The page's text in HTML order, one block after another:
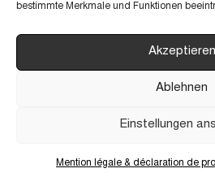
bestimmte Merkmale und Funktionen
Akzeptieren
Ablehnen
Einstellungen
Mention légale & déclaration de